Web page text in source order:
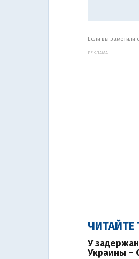
Если вы заметили
РЕКЛАМА:
ЧИТАЙТЕ
У
Украины –